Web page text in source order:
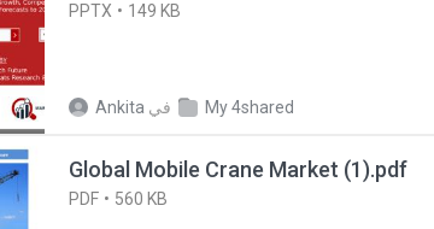
PPTX 149 KB
Ankita في My 4shared
Global Mobile Crane Market (1).pdf
PDF 560 KB